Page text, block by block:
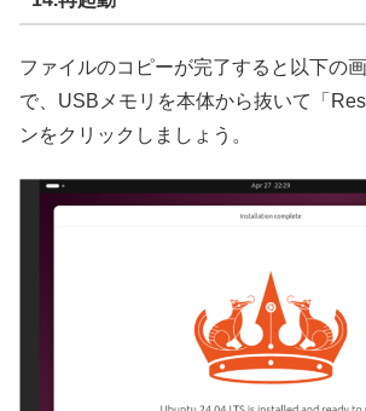
ファイルのコピーが完了すると以下の
で、USBメモリを本体から抜いて「
ンをクリックしましょう。